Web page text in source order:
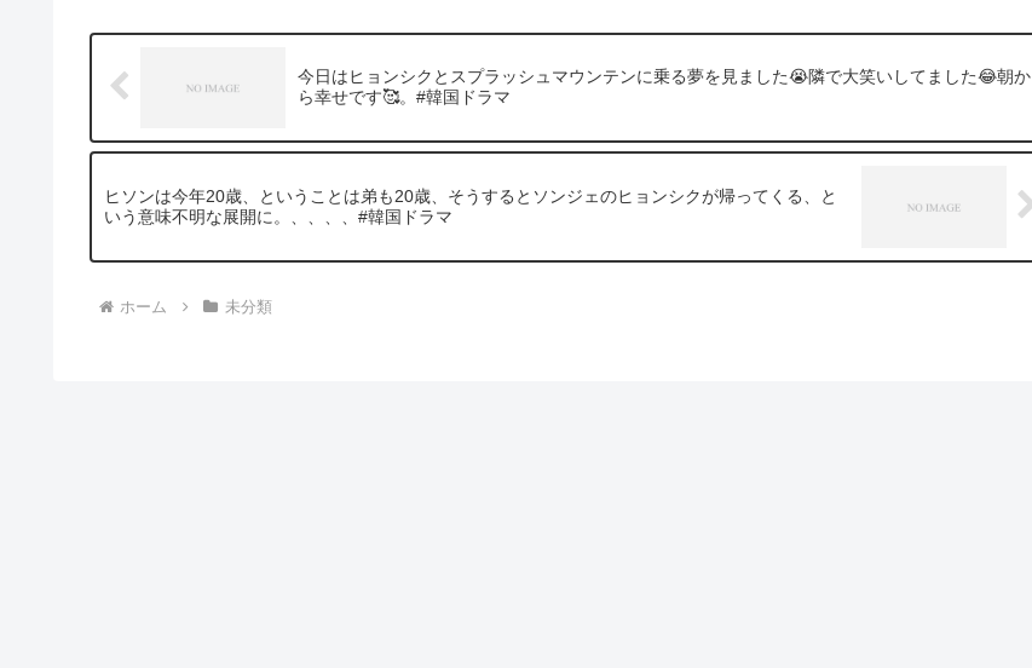
今日はヒョンシクとスプラッシュマウンテンに乗る夢を見ました😭隣で大笑いしてました😂朝か
ら幸せです🥰。#韓国ドラマ
ヒソンは今年20歳、ということは弟も20歳、そうするとソンジェのヒョンシクが帰ってくる、と
いう意味不明な展開に。、、、、#韓国ドラマ
ホーム 未分類